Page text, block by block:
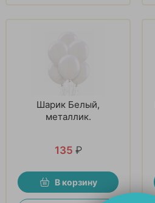
Шарик Белый,
металлик.
135 ₽
В корзину